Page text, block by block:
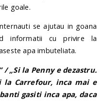
goale.
se ajutau in goana
informatii cu privire la
apa imbuteliata.
/ „Si la Penny e dezastru.
la Carrefour, inca mai e
gasiti inca apa, daca